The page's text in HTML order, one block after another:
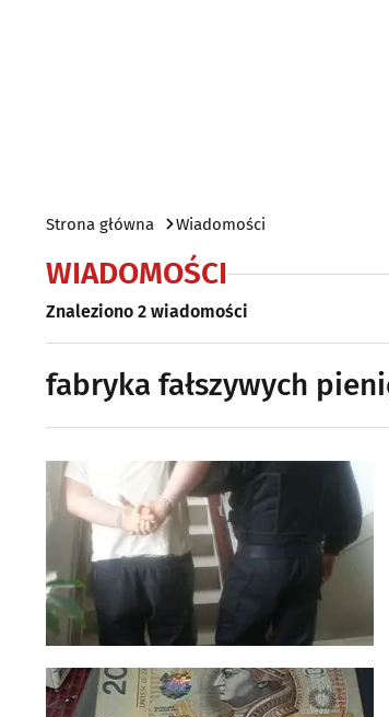
Strona główna Wiadomości
WIADOMOŚCI
Znaleziono 2 wiadomości
fabryka fałszywych